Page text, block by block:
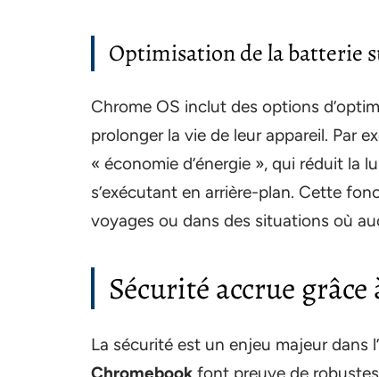
Optimisation de la batterie
Chrome OS inclut des options
prolonger la vie de leur appareil. Par
« économie d’énergie », qui réduit la
s’exécutant en arrière-plan. Cette
voyages ou dans des situations où
Sécurité accrue grâce
La sécurité est un enjeu majeur dans